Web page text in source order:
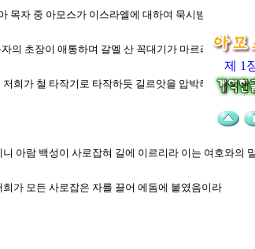
제 1
자 중 아모스가 이스라엘에 대하여 묵시받은 말씀이라
의 초장이 애통하며 갈멜 산 꼭대기가 마르리로다
희가 철 타작기로 타작하듯 길르앗을 압박하였음이라
아람 백성이 사로잡혀 길에 이르리라 이는 여호와의
가 모든 사로잡은 자를 끌어 에돔에 붙였음이라